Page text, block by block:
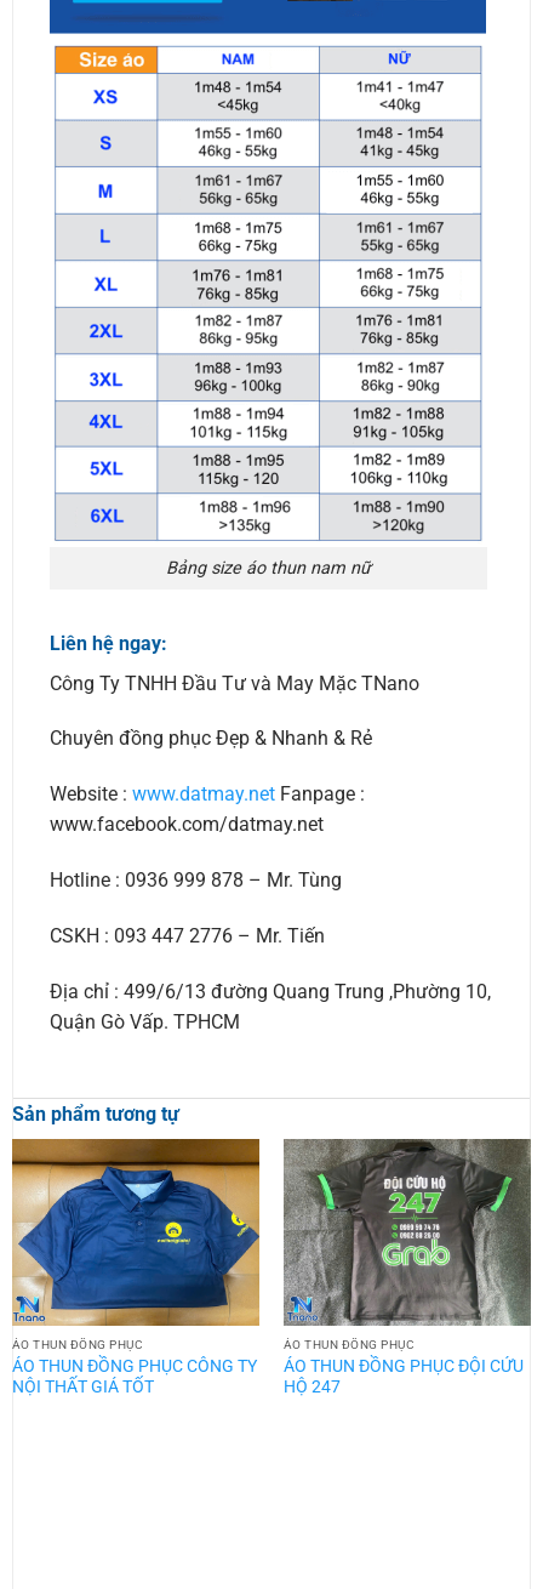
Bảng size áo thun nam nữ
Liên hệ ngay:
Công Ty TNHH Đầu Tư và May Mặc TNano
Chuyên đồng phục Đẹp & Nhanh & Rẻ
Website : www.datmay.netFanpage :
www.facebook.com/datmay.net
Hotline : 0936 999 878 – Mr. Tùng
CSKH : 093 447 2776 – Mr. Tiến
Địa chỉ : 499/6/13 đường Quang Trung ,Phường 10,
Quận Gò Vấp. TPHCM
Sản phẩm tương tự
ÁO THUN ĐỒNG PHỤC
ÁO THUN ĐỒNG PHỤC CÔNG TY
NỘI THẤT GIÁ TỐT
ÁO THUN ĐỒNG PHỤC
ÁO THUN ĐỒNG PHỤC ĐỘI CỨU
HỘ 247